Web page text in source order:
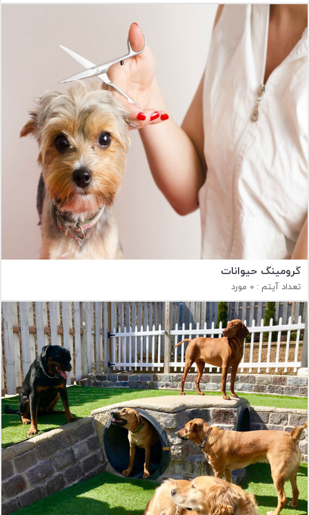
گرومینگ حیوانات
تعداد آیتم : 0 مورد